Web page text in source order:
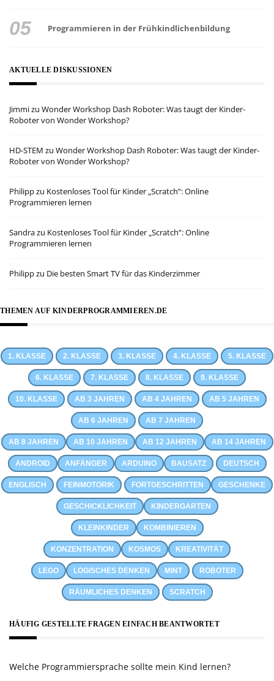
Programmieren in der Frühkindlichenbildung
AKTUELLE DISKUSSIONEN
Jimmizu Wonder Workshop Dash Roboter: Was taugt der Kinder-
Roboter von Wonder Workshop?
HD-STEM zu Wonder Workshop Dash Roboter: Was taugt der Kinder-
Roboter von Wonder Workshop?
Philippzu Kostenloses Tool für Kinder „Scratch”: Online
Programmieren lernen
Sandrazu Kostenloses Tool für Kinder „Scratch”: Online
Programmieren lernen
Philippzu Die besten Smart TV für das Kinderzimmer
THEMEN AUF KINDERPROGRAMMIEREN.DE
1. KLASSE 2. KLASSE 3. KLASSE 4. KLASSE 5. KLASSE
6. KLASSE 7. KLASSE 8. KLASSE 9. KLASSE
10. KLASSE AB 3 JAHREN AB 4 JAHREN AB 5 JAHREN
AB 6 JAHREN AB 7 JAHREN
AB 8 JAHREN AB 10 JAHREN AB 12 JAHREN AB 14 JAHREN
ANDROID ANFÄNGER ARDUINO BAUSATZ DEUTSCH
ENGLISCH FEINMOTORIK FORTGESCHRITTEN GESCHENKE
GESCHICKLICHKEIT KINDERGARTEN
KLEINKINDER KOMBINIEREN
KONZENTRATION KOSMOS KREATIVITÄT
LEGO LOGISCHES DENKEN MINT ROBOTER
RÄUMLICHES DENKEN SCRATCH
HÄUFIG GESTELLTE FRAGEN EINFACH BEANTWORTET
Welche Programmiersprache sollte mein Kind lernen?